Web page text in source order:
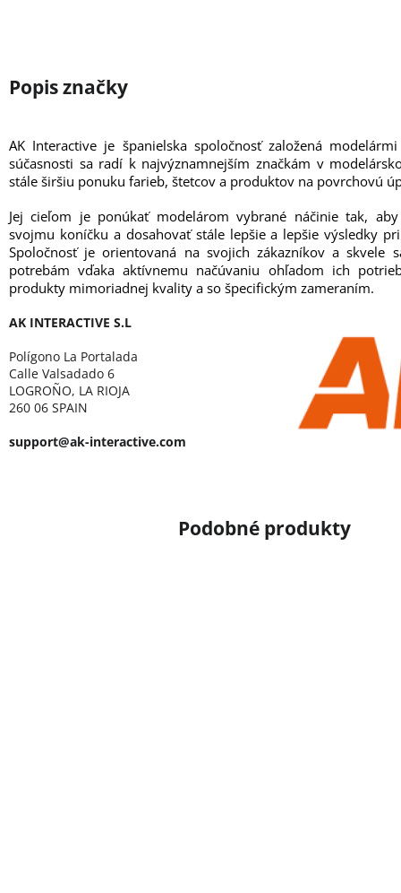
AK Interactive je španielska spoločnosť založená
súčasnosti sa radí k najvýznamnejším značkám v
stále širšiu ponuku farieb, štetcov a produktov na povrchovú
Jej cieľom je ponúkať modelárom vybrané náčinie tak,
svojmu koníčku a dosahovať stále lepšie a lepšie výsledky
Spoločnosť je orientovaná na svojich zákazníkov a skvele
potrebám vďaka aktívnemu načúvaniu ohľadom ich
produkty mimoriadnej kvality a so špecifickým zameraním.
AK INTERACTIVE S.L
Polígono La Portalada
Calle Valsadado 6
LOGROÑO, LA RIOJA
260 06 SPAIN
support@ak-interactive.com